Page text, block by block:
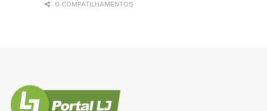
0 COMPATILHAMENTOS